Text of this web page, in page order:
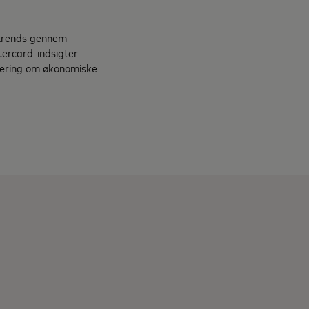
gennem
indsigter –
om økonomiske